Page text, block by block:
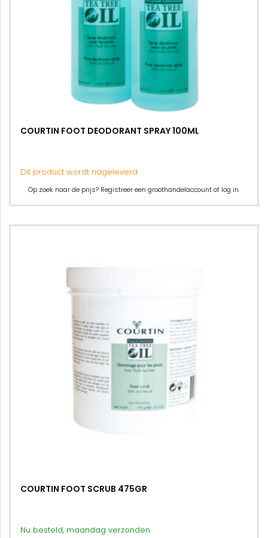
COURTIN FOOT DEODORANT SPRAY 100ML
Dit product wordt nageleverd
Op zoek naar de prijs? Registreer een groothandelaccount of log in.
COURTIN FOOT SCRUB 475GR
Nu besteld, maandag verzonden